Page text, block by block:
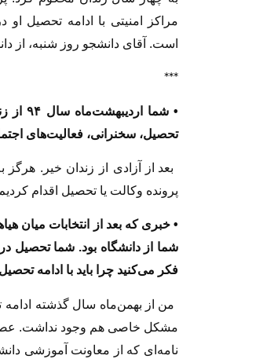
مراکز امنیتی با ادامه تحصیل
است. آقای دانشجو روز شنبه، از
***
• شما
تحصیل، سخنرانی، فعالیت‌های
بعد از آزادی از زندان خیر.
پرونده وکالت یا تحصیل اقدام
• خبری که بعد از انتخابات
شما از دانشگاه بود. شما تحصیل
فکر می‌کنید چرا باید با ادامه
من از بهمن‌ماه سال گذشته
مشکل خاصی هم وجود نداشت. عصر
نامه‌ای که از معاونت آموزشی